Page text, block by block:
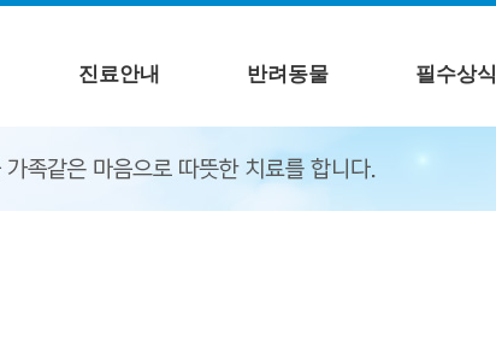
진료안내 반려동물 필수상식